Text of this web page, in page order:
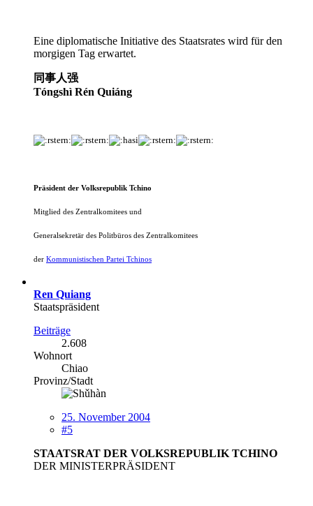
Eine diplomatische Initiative des Staatsrates wird für den
morgigen Tag erwartet.
同事人强
Tóngshì Rén Quiáng
Präsident der Volksrepublik Tchino
Mitglied des Zentralkomitees und
Generalsekretär des Politbüros des Zentralkomitees
der Kommunistischen Partei Tchinos
Ren Quiang
Staatspräsident
Beiträge
2.608
Wohnort
Chiao
Provinz/Stadt
25. November 2004
#5
STAATSRAT DER VOLKSREPUBLIK TCHINO
DER MINISTERPRÄSIDENT